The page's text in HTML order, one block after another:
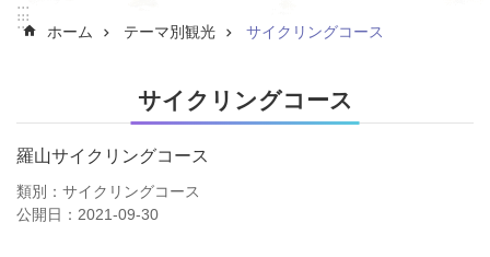
:::
::: ホーム テーマ別観光 サイクリングコース
サイクリングコース
羅山サイクリングコース
類別：サイクリングコース
公開日：2021-09-30